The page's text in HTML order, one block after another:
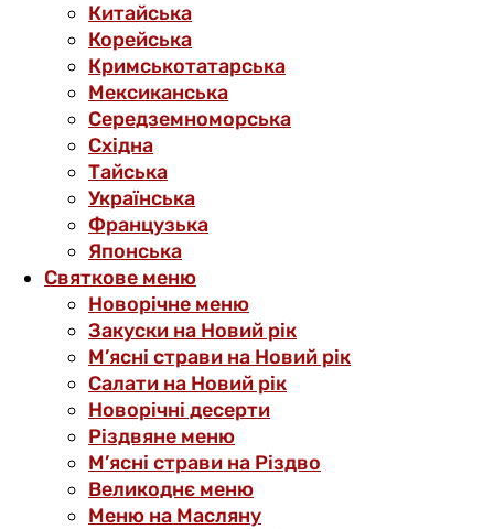
Китайська
Корейська
Кримськотатарська
Мексиканська
Середземноморська
Східна
Тайська
Українська
Французька
Японська
Святкове меню
Новорічне меню
Закуски на Новий рік
М’ясні страви на Новий рік
Салати на Новий рік
Новорічні десерти
Різдвяне меню
М’ясні страви на Різдво
Великоднє меню
Меню на Масляну